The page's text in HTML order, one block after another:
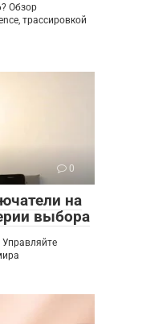
Обзор
трассировкой
0
на
выбора